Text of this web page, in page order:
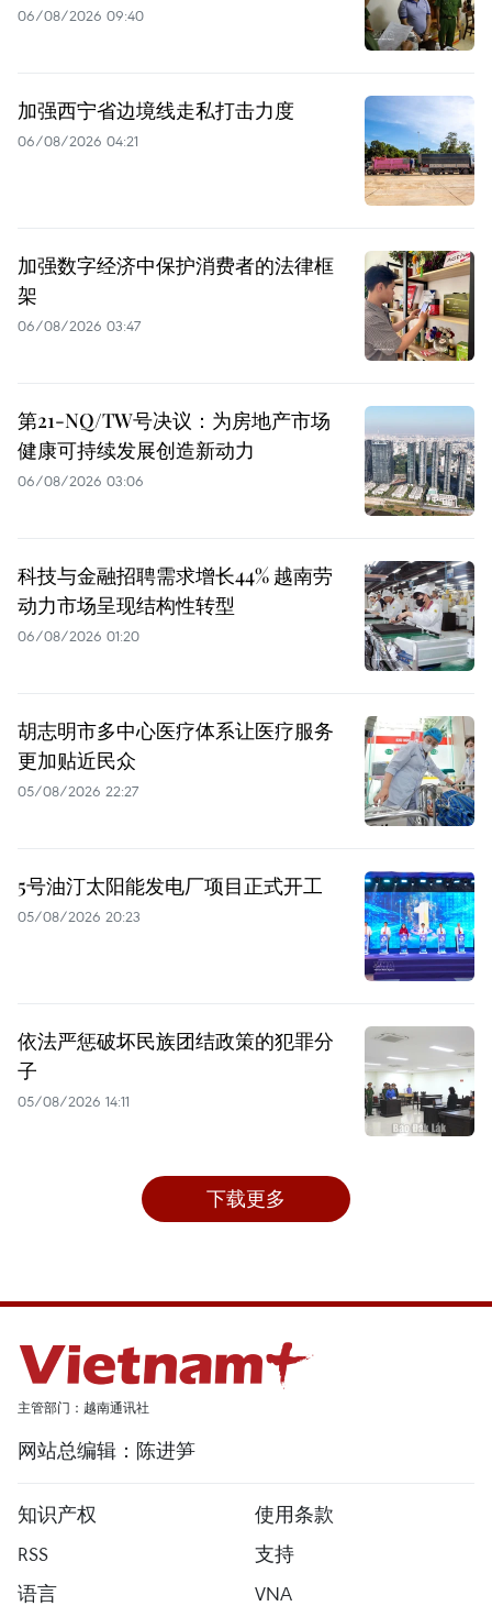
06/08/2026 09:40
加强西宁省边境线走私打击力度
06/08/2026 04:21
加强数字经济中保护消费者的法律框
架
06/08/2026 03:47
第21-NQ/TW号决议：为房地产市场
健康可持续发展创造新动力
06/08/2026 03:06
科技与金融招聘需求增长44% 越南劳
动力市场呈现结构性转型
06/08/2026 01:20
胡志明市多中心医疗体系让医疗服务
更加贴近民众
05/08/2026 22:27
5号油汀太阳能发电厂项目正式开工
05/08/2026 20:23
依法严惩破坏民族团结政策的犯罪分
子
05/08/2026 14:11
下载更多
主管部门：越南通讯社
网站总编辑：陈进笋
知识产权
使用条款
RSS
支持
语言
VNA